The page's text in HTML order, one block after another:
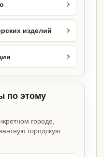
изделий
по этому
городе,
городскую